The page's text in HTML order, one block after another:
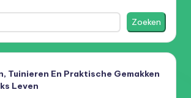
Zoeken
Tuinieren En Praktische Gemakken
Leven